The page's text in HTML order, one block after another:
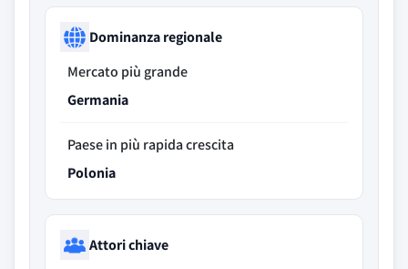
Dominanza regionale
Mercato più grande
Germania
Paese in più rapida crescita
Polonia
Attori chiave